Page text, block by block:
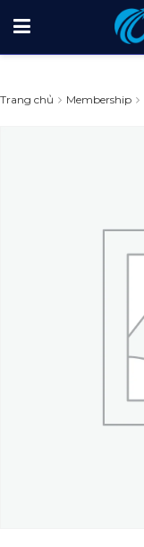
Trang chủ Membership